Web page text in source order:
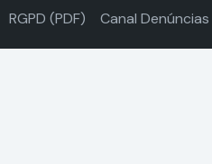
RGPD (PDF) Canal Denúncias